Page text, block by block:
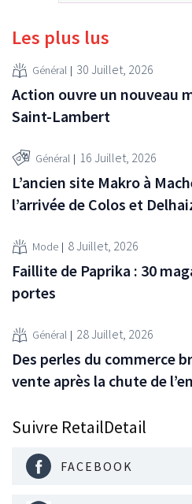
Les plus lus
Général 30 Juillet, 2026
Action ouvre un nouveau
Saint-Lambert
Général 16 Juillet, 2026
L’ancien site Makro à
l’arrivée de Colos et
Mode 8 Juillet, 2026
Faillite de Paprika : 30
portes
Général 28 Juillet, 2026
Des perles du commerce
vente après la chute de
Suivre RetailDetail
FACEBOOK